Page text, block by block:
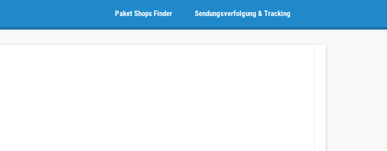
Sendungsverfolgung & Tracking
Paket Shops Finder